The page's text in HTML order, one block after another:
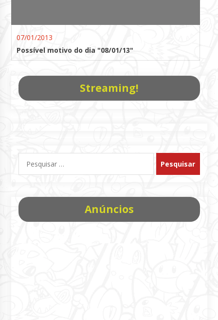
07/01/2013
Possível motivo do dia "08/01/13"
Streaming!
por:
Anúncios